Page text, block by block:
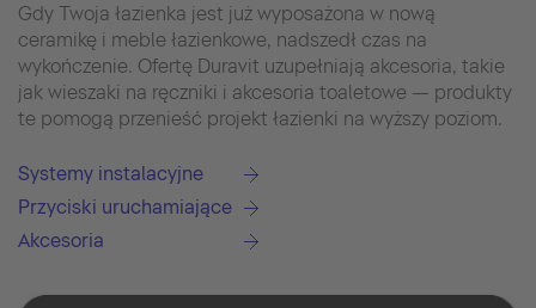
Gdy Twoja łazienka jest już wyposażona w nową
ceramikę i meble łazienkowe, nadszedł czas na
wykończenie. Ofertę Duravit uzupełniają akcesoria, takie
jak wieszaki na ręczniki i akcesoria toaletowe — produkty
te pomogą przenieść projekt łazienki na wyższy poziom.
Systemy instalacyjne
Przyciski uruchamiające
Akcesoria